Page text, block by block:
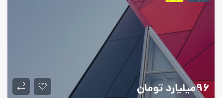
96میلیارد تومان